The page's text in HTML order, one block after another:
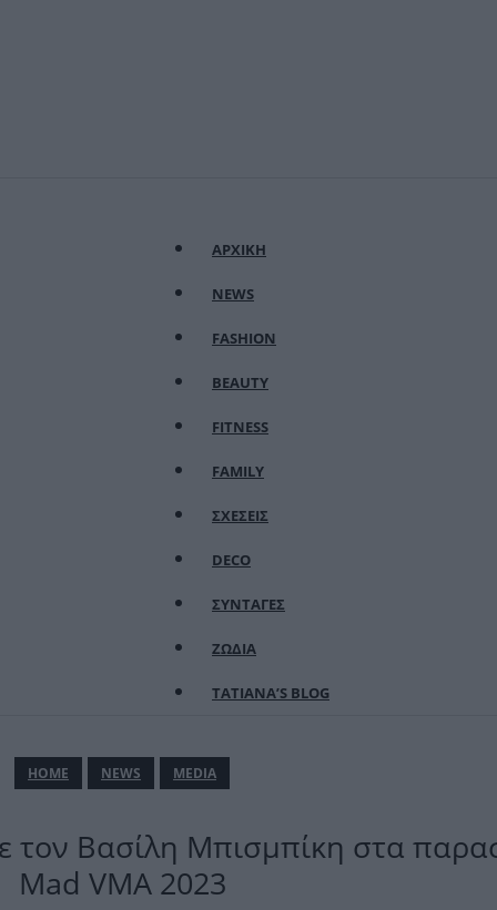
ΑΡΧΙΚΗ
NEWS
FASHION
BEAUTY
FITNESS
FAMILY
ΣΧΕΣΕΙΣ
DECO
ΣΥΝΤΑΓΕΣ
ΖΩΔΙΑ
TATIANA’S BLOG
ΗΟΜΕ NEWS MEDIA
τον Βασίλη Μπισμπίκη στα
Mad VMA 2023